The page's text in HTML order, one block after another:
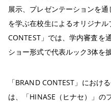
展示、プレゼンテーションを
を学ぶ在校生によるオリジナ
CONTEST」では、学内審査を
ショー形式で代表ルック3体を
「BRAND CONTEST」におけ
は、「HINASE（ヒナセ）」の